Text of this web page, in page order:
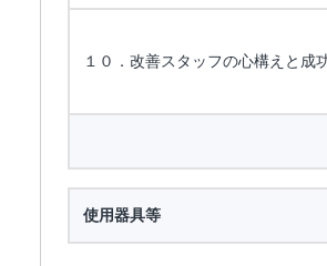
１０．改善スタッフの心構えと成
使用器具等